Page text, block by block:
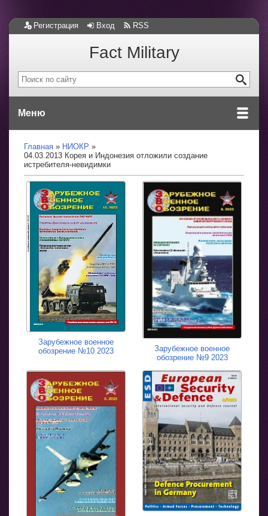
Регистрация Вход RSS
Fact Military
Меню
Главная
НИОКР
04.03.2013 Корея и Индонезия отложили создание
истребителя-невидимки
Зарубежное военное
обозрение №10 2023
Зарубежное военное
обозрение №9 2023